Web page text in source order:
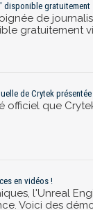
disponible gratuitement
de
gratuitement
de Crytek
officiel que
en vidéos !
l'Unreal
Voici des